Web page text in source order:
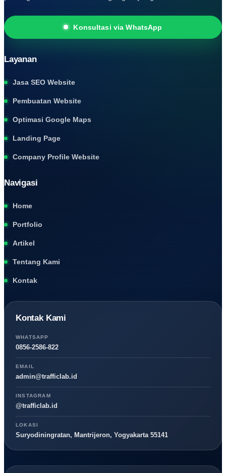
Konsultasi via WhatsApp
Layanan
Jasa SEO Website
Pembuatan Website
Optimasi Google Maps
Landing Page
Company Profile Website
Navigasi
Home
Portfolio
Artikel
Tentang Kami
Kontak
Kontak Kami
WHATSAPP
0856-2586-822
EMAIL
admin@trafficlab.id
INSTAGRAM
@trafficlab.id
LOKASI
Suryodiningratan, Mantrijeron, Yogyakarta 55141